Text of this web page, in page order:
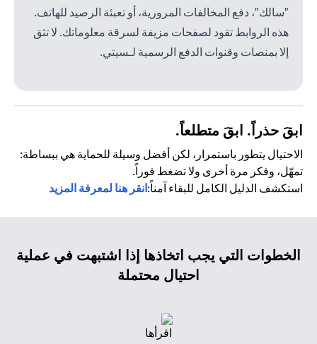
"سالك"، دفع المخالفات المرورية، أو تعبئة الرصيد للهاتف.
هذه الروابط تقود لصفحات مزيفة لسرقة معلوماتك. لا تثق
إلا بمنصات وقنوات الدفع الرسمية لـسيتي.
ابقَ حذراً. ابقَ متطلعاً.
الاحتيال يتطور باستمرار، لكن أفضل وسيلة للحماية هي ببساطة:
تمهّل، وفكر مرة أخرى ولا تضغط فوراً.
استكشف الدليل الكامل للبقاء آمناً:انقر هنا لمعرفة المزيد
الخطوات التي يجب اتخاذها إذا اشتبهت في عملية
احتيال محتملة